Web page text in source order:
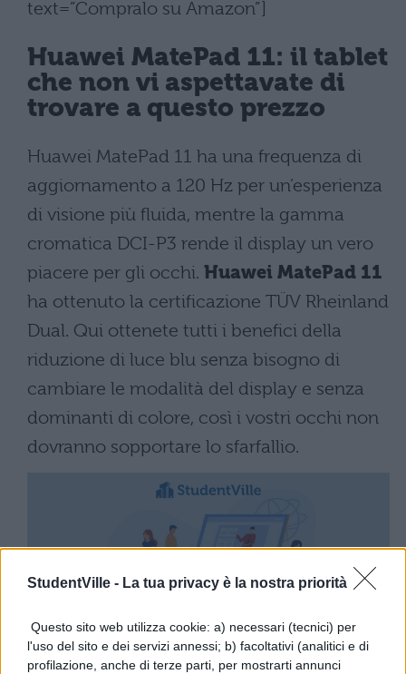
StudentVille - La tua privacy è la nostra priorità
Questo sito web utilizza cookie: a) necessari (tecnici) per
l'uso del sito e dei servizi annessi; b) facoltativi (analitici e di
profilazione, anche di terze parti, per mostrarti annunci
text=”Compralo su Amazon”]
Huawei MatePad 11: il tablet
che non vi aspettavate di
trovare a questo prezzo
Huawei MatePad 11 ha una frequenza di
aggiornamento a 120 Hz per un’esperienza
di visione più fluida, mentre la gamma
cromatica DCI-P3 rende il display un vero
piacere per gli occhi. Huawei MatePad 11
ha ottenuto la certificazione TÜV Rheinland
Dual. Qui ottenete tutti i benefici della
riduzione di luce blu senza bisogno di
cambiare le modalità del display e senza
dominanti di colore, così i vostri occhi non
dovranno sopportare lo sfarfallio.
Il comparto audio a quattro altoparlanti e
quattro canali è molto potente, i bassi e gli